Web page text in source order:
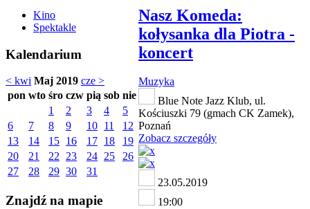
Kino
Spektakle
Kalendarium
< kwi Maj 2019 cze >
pon wto śro czw pią sob nie
1
2 3 4
5
6
7 8 9 10 11
12
13
14 15 16 17 18
19
20
21 22 23 24 25
26
27
28 29 30 31
Znajdź na mapie
Nasz Komeda:
kołysanka dla Piotra -
koncert
Muzyka
Blue Note Jazz Klub, ul.
Kościuszki 79 (gmach CK Zamek),
Poznań
Zobacz szczegóły
23.05.2019
19:00